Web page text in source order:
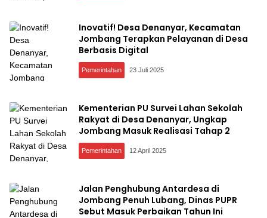
Inovatif! Desa Denanyar, Kecamatan
Jombang Terapkan Pelayanan di Desa
Berbasis Digital
Pemerintahan 23 Juli 2025
Kementerian PU Survei Lahan Sekolah
Rakyat di Desa Denanyar, Ungkap
Jombang Masuk Realisasi Tahap 2
Pemerintahan 12 April 2025
Jalan Penghubung Antardesa di
Jombang Penuh Lubang, Dinas PUPR
Sebut Masuk Perbaikan Tahun Ini